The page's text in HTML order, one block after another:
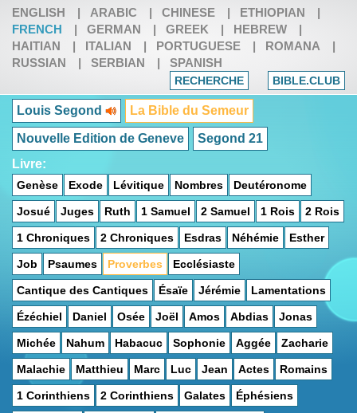
ENGLISH | ARABIC | CHINESE | ETHIOPIAN
|
FRENCH
| GERMAN | GREEK | HEBREW
|
HAITIAN
| ITALIAN | PORTUGUESE | ROMANA
|
RUSSIAN
| SERBIAN | SPANISH
RECHERCHE BIBLE.CLUB
Louis Segond La Bible du Semeur
Nouvelle Edition de Geneve
Segond 21
Livre:
Genèse Exode Lévitique Nombres Deutéronome
Josué Juges Ruth 1 Samuel 2 Samuel 1 Rois 2 Rois
1 Chroniques 2 Chroniques Esdras Néhémie Esther
Job Psaumes Proverbes Ecclésiaste
Cantique des Cantiques Ésaïe Jérémie Lamentations
Ézéchiel Daniel Osée Joël Amos Abdias Jonas
Michée Nahum Habacuc Sophonie Aggée Zacharie
Malachie Matthieu Marc Luc Jean Actes Romains
1 Corinthiens 2 Corinthiens Galates Éphésiens